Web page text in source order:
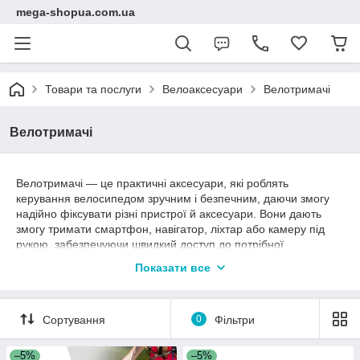
mega-shopua.com.ua
Товари та послуги Велоаксесуари Велотримачі
Велотримачі
Велотримачі — це практичні аксесуари, які роблять
керування велосипедом зручним і безпечним, даючи змогу
надійно фіксувати різні пристрої й аксесуари. Вони дають
змогу тримати смартфон, навігатор, ліхтар або камеру під
рукою, забезпечуючи швидкий доступ до потрібної
фіксацією й універсальністю. Вони легко кріпляться на кермо,
підсідельну трубу або раму велосипеда та розраховані на
різні розміри пристроїв. Зручне регулювання кута нахилу та
обертання забезпечують оптимальний огляд і мінімізують
Показати все
Сортування 0 Фільтри
–5% –5%